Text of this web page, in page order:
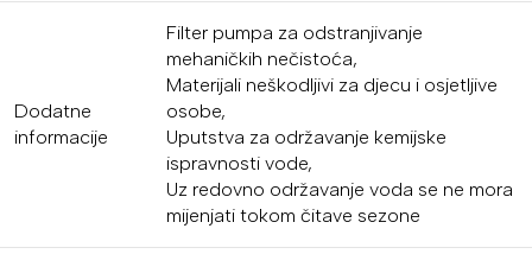
Dodatne
informacije
Filter pumpa za odstranjivanje
mehaničkih nečistoća,
Materijali neškodljivi za djecu i osjetljive
osobe,
Uputstva za održavanje kemijske
ispravnosti vode,
Uz redovno održavanje voda se ne mora
mijenjati tokom čitave sezone